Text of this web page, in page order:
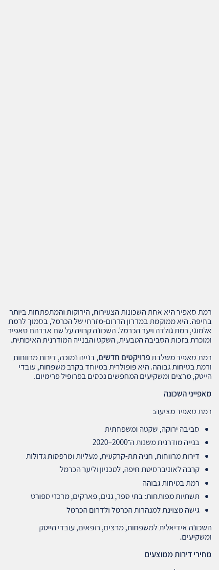
רמת סאפיר היא אחת השכונות הצעירות, הירוקות והמתפתחות ביותר
בחיפה. היא ממוקמת במדרון הדרום‑מזרחי של הכרמל, בסמוך לרמת
אלמוגי, רמת גולדה ויער הכרמל. השכונה קרויה על שם אברהם סאפיר
ומוכרת בזכות הסביבה הטבעית, השקט והבנייה המודרנית האיכותית.
רמת סאפיר משלבתפרויקטים חדשים, בנייה נמוכה, דירות מרווחות
ורמת בטיחות גבוהה. היא פופולרית במיוחד בקרב משפחות, עובדי
הייטק, מרצים ומשקיעים המחפשים נכסים בפרופיל פרימיום.
מאפייני השכונה
רמת סאפיר מציעה:
סביבה ירוקה, שקטה ומשפחתית
בנייה מודרנית משנות ה־2000–2020
דירות מרווחות, חניה תת‑קרקעית, מעליות ומרפסות גדולות
קרבה לאוניברסיטת חיפה, לטכניון וליער הכרמל
רמת בטיחות גבוהה
תשתיות מפותחות: בתי ספר, גנים, פארקים, מרכזי ספורט
גישה מצוינת למנהרות הכרמל ולדרום הכרמל
השכונה אידיאלית למשפחות, מרצים, רופאים, עובדי הייטק
ומשקיעים.
מחירי דירות ממוצעים